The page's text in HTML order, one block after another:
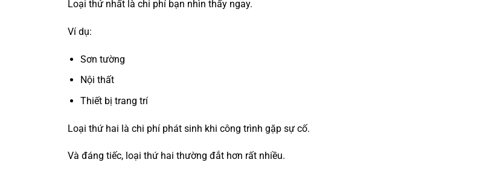
Loại thứ nhất là chi phí bạn nhìn thấy ngay.
Ví dụ:
Sơn tường
Nội thất
Thiết bị trang trí
Loại thứ hai là chi phí phát sinh khi công trình gặp sự cố.
Và đáng tiếc, loại thứ hai thường đắt hơn rất nhiều.